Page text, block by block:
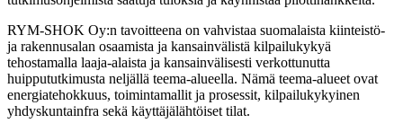
RYM-SHOK Oy:n tavoitteena on vahvistaa suomalaista kiinteistö-
ja rakennusalan osaamista ja kansainvälistä kilpailukykyä
tehostamalla laaja-alaista ja kansainvälisesti verkottunutta
huippututkimusta neljällä teema-alueella. Nämä teema-alueet ovat
energiatehokkuus, toimintamallit ja prosessit, kilpailukykyinen
yhdyskuntainfra sekä käyttäjälähtöiset tilat.